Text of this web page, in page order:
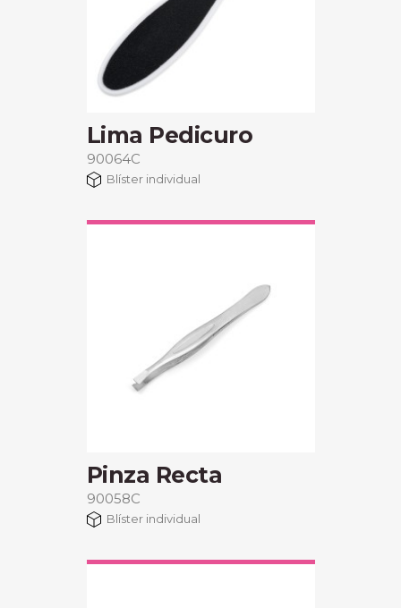
Lima Pedicuro
90064C
Blíster individual
Pinza Recta
90058C
Blíster individual